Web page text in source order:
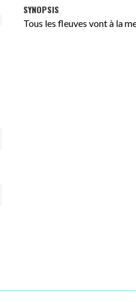
SYNOPSIS
Tous les fleuves vont à la